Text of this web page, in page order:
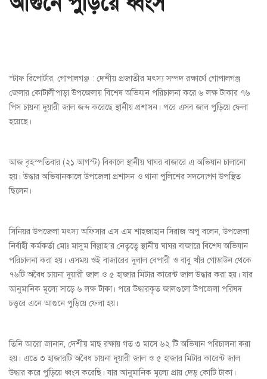
স্টাফ রিপোর্টার, গোপালগঞ্জ : দেশীয় প্রজাতীর মৎস্য সম্পদ রক্ষার্থে গোপালগঞ্জ
জেলার কোটালীপাড়া উপজেলায় বিশেষ অভিযান পরিচালনা করে ৬ লক্ষ টাকার ৭৬
পিস চায়না দুয়ারী জাল জব্দ করেছে স্থানীয় প্রশাসন। পরে এসব জাল পুড়িয়ে ফেলা
হয়েছে।
আজ বৃহস্পতিবার (২১ আগস্ট) বিকালে স্থানীয় ঘাঘর বাজারে এ অভিযান চালানো
হয়। উদ্ধার অভিযানকালে উপজেলা প্রশাসন ও থানা পুলিশের সদস্যেগণ উপস্থিত
ছিলেন।
সিনিয়র উপজেলা মৎস্য অফিসার এস এম শাহজাহান সিরাজ অপু বলেন, উপজেলা
নির্বাহী কর্মকর্তা মোঃ মাসুম বিল্লাহ’র নেতৃত্বে স্থানীয় ঘাঘর বাজারে বিশেষ অভিযান
পরিচালনা করা হয়। এসময় ওই বাজারের দুলাল বেপারী ও বাবু খাঁর গোডাউন থেকে
৭৬টি অবৈধ চায়না দুয়ারী জাল ও ৫ হাজার মিটার কারেন্ট জাল উদ্ধার করা হয়। যার
আনুমানিক মূল্যে সাড়ে ৬ লক্ষ টাকা। পরে উদ্ধারকৃত জালগুলো উপজেলা পরিষদ
চত্ত্বরে এনে আগুনে পুড়িয়ে ফেলা হয়।
তিনি আরো জানান, দেশীয় মাছ রক্ষায় গত ৩ মাসে ৬২ টি অভিযান পরিচালনা করা
হয়। এতে ৩ হাজারটি অবৈধ চায়না দূয়ারী জাল ও ৫ হাজার মিটার কারেন্ট জাল
উদ্ধার করে পুড়িয়ে ধ্বংস করেছি। যার আনুমানিক মূল্যে প্রায় দেড় কোটি টাকা।